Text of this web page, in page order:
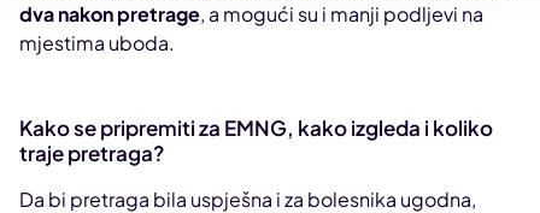
dva nakon pretrage, a mogući su i manji podljevi na
mjestima uboda.
Kako se pripremiti za EMNG, kako izgleda i koliko
traje pretraga?
Da bi pretraga bila uspješna i za bolesnika ugodna,